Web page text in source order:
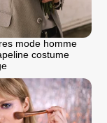
mode homme
costume